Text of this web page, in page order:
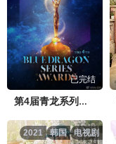
已完结
第4届青龙系列颁奖典礼
电视剧
韩国
2021